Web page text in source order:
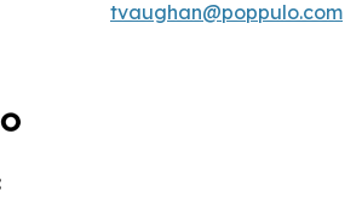
tvaughan@poppulo.com